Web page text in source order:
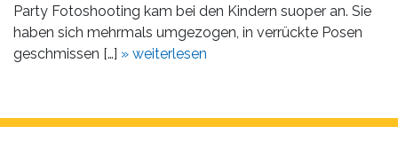
Party Fotoshooting kam bei den Kindern suoper an. Sie
haben sich mehrmals umgezogen, in verrückte Posen
geschmissen […] » weiterlesen